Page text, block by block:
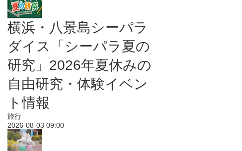
横浜・八景島シーパラ
ダイス「シーパラ夏の
研究」2026年夏休みの
自由研究・体験イベン
ト情報
旅行
2026-08-03 09:00